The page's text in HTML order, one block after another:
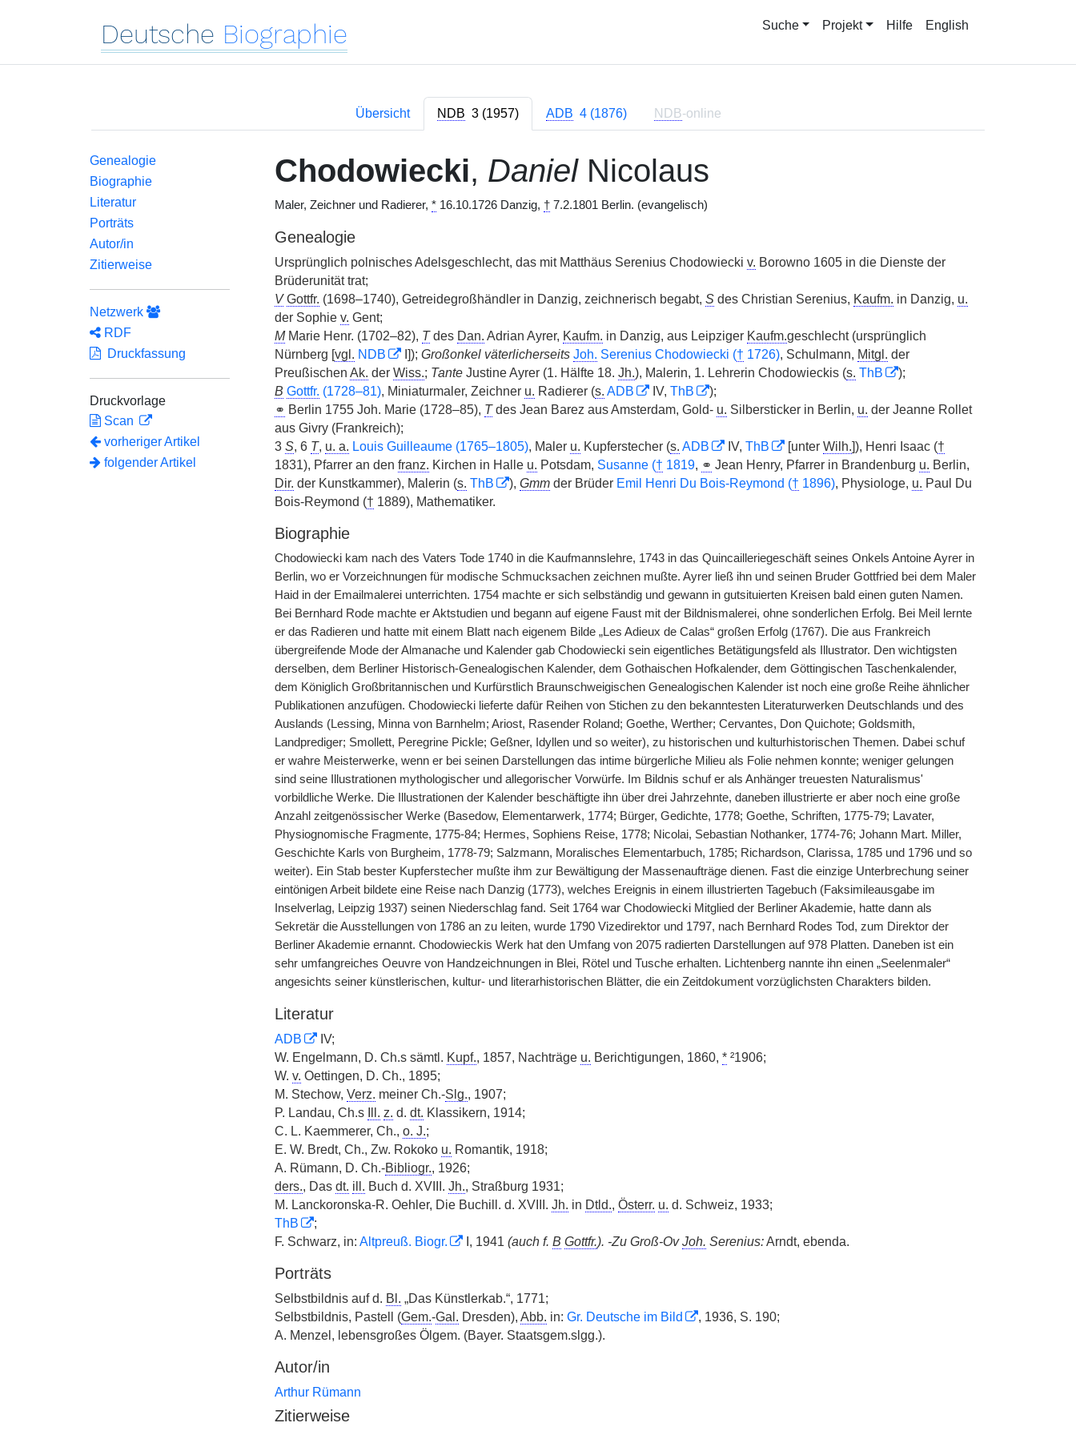
Deutsche Biographie Suche Projekt Hilfe English
Übersicht NDB 3 (1957) ADB 4 (1876) NDB-online
Genealogie
Biographie
Literatur
Porträts
Autor/in
Zitierweise
Netzwerk
RDF
Druckfassung
Druckvorlage
Scan
vorheriger Artikel
folgender Artikel
Chodowiecki, DanielNicolaus
Maler, Zeichner und Radierer, *16.10.1726 Danzig, †7.2.1801 Berlin. (evangelisch)
Genealogie
Ursprünglich polnisches Adelsgeschlecht, das mit Matthäus Serenius Chodowiecki v. Borowno 1605 in die Dienste der
Brüderunität trat;
V Gottfr. (1698–1740), Getreidegroßhändler in Danzig, zeichnerisch begabt, Sdes Christian Serenius, Kaufm. in Danzig, u.
der Sophie v. Gent;
MMarie Henr. (1702–82), Tdes Dan. Adrian Ayrer, Kaufm. in Danzig, aus Leipziger Kaufm.geschlecht (ursprünglich
Nürnberg [vgl. NDB I]); Großonkel väterlicherseits Joh. Serenius Chodowiecki († 1726), Schulmann, Mitgl. der
Preußischen Ak. der Wiss.; TanteJustine Ayrer (1. Hälfte 18. Jh.), Malerin, 1. Lehrerin Chodowieckis (s. ThB
);
B Gottfr. (1728–81), Miniaturmaler, Zeichner u. Radierer (s. ADB IV, ThB
);
⚭ Berlin 1755 Joh. Marie (1728–85), Tdes Jean Barez aus Amsterdam, Gold- u. Silbersticker in Berlin, u. der Jeanne Rollet
aus Givry (Frankreich);
3 S, 6 T, u. a. Louis Guilleaume (1765–1805), Maler u. Kupferstecher (s. ADB IV, ThB [unter Wilh.]), Henri Isaac (†
1831), Pfarrer an den franz. Kirchen in Halle u. Potsdam, Susanne († 1819, ⚭ Jean Henry, Pfarrer in Brandenburg u. Berlin,
Dir. der Kunstkammer), Malerin (s. ThB ), Gmmder Brüder Emil Henri Du Bois-Reymond († 1896), Physiologe, u. Paul Du
Bois-Reymond († 1889), Mathematiker.
Biographie
Chodowiecki kam nach des Vaters Tode 1740 in die Kaufmannslehre, 1743 in das Quincailleriegeschäft seines Onkels Antoine Ayrer in
Berlin, wo er Vorzeichnungen für modische Schmucksachen zeichnen mußte. Ayrer ließ ihn und seinen Bruder Gottfried bei dem Maler
Haid in der Emailmalerei unterrichten. 1754 machte er sich selbständig und gewann in gutsituierten Kreisen bald einen guten Namen.
Bei Bernhard Rode machte er Aktstudien und begann auf eigene Faust mit der Bildnismalerei, ohne sonderlichen Erfolg. Bei Meil lernte
er das Radieren und hatte mit einem Blatt nach eigenem Bilde „Les Adieux de Calas“ großen Erfolg (1767). Die aus Frankreich
übergreifende Mode der Almanache und Kalender gab Chodowiecki sein eigentliches Betätigungsfeld als Illustrator. Den wichtigsten
derselben, dem Berliner Historisch-Genealogischen Kalender, dem Gothaischen Hofkalender, dem Göttingischen Taschenkalender,
dem Königlich Großbritannischen und Kurfürstlich Braunschweigischen Genealogischen Kalender ist noch eine große Reihe ähnlicher
Publikationen anzufügen. Chodowiecki lieferte dafür Reihen von Stichen zu den bekanntesten Literaturwerken Deutschlands und des
Auslands (Lessing, Minna von Barnhelm; Ariost, Rasender Roland; Goethe, Werther; Cervantes, Don Quichote; Goldsmith,
Landprediger; Smollett, Peregrine Pickle; Geßner, Idyllen und so weiter), zu historischen und kulturhistorischen Themen. Dabei schuf
er wahre Meisterwerke, wenn er bei seinen Darstellungen das intime bürgerliche Milieu als Folie nehmen konnte; weniger gelungen
sind seine Illustrationen mythologischer und allegorischer Vorwürfe. Im Bildnis schuf er als Anhänger treuesten Naturalismus'
vorbildliche Werke. Die Illustrationen der Kalender beschäftigte ihn über drei Jahrzehnte, daneben illustrierte er aber noch eine große
Anzahl zeitgenössischer Werke (Basedow, Elementarwerk, 1774; Bürger, Gedichte, 1778; Goethe, Schriften, 1775-79; Lavater,
Physiognomische Fragmente, 1775-84; Hermes, Sophiens Reise, 1778; Nicolai, Sebastian Nothanker, 1774-76; Johann Mart. Miller,
Geschichte Karls von Burgheim, 1778-79; Salzmann, Moralisches Elementarbuch, 1785; Richardson, Clarissa, 1785 und 1796 und so
weiter). Ein Stab bester Kupferstecher mußte ihm zur Bewältigung der Massenaufträge dienen. Fast die einzige Unterbrechung seiner
eintönigen Arbeit bildete eine Reise nach Danzig (1773), welches Ereignis in einem illustrierten Tagebuch (Faksimileausgabe im
Inselverlag, Leipzig 1937) seinen Niederschlag fand. Seit 1764 war Chodowiecki Mitglied der Berliner Akademie, hatte dann als
Sekretär die Ausstellungen von 1786 an zu leiten, wurde 1790 Vizedirektor und 1797, nach Bernhard Rodes Tod, zum Direktor der
Berliner Akademie ernannt. Chodowieckis Werk hat den Umfang von 2075 radierten Darstellungen auf 978 Platten. Daneben ist ein
sehr umfangreiches Oeuvre von Handzeichnungen in Blei, Rötel und Tusche erhalten. Lichtenberg nannte ihn einen „Seelenmaler“
angesichts seiner künstlerischen, kultur- und literarhistorischen Blätter, die ein Zeitdokument vorzüglichsten Charakters bilden.
Literatur
ADB
IV;
W. Engelmann, D. Ch.s sämtl. Kupf., 1857, Nachträge u. Berichtigungen, 1860, *²1906;
W. v. Oettingen, D. Ch., 1895;
M. Stechow, Verz. meiner Ch.-Slg., 1907;
P. Landau, Ch.s
Ill. z. d. dt. Klassikern, 1914;
C. L. Kaemmerer, Ch., o. J.;
E. W. Bredt, Ch., Zw. Rokoko u. Romantik, 1918;
A. Rümann, D. Ch.-Bibliogr., 1926;
ders., Das dt. ill. Buch d. XVIII. Jh., Straßburg 1931;
M. Lanckoronska-R. Oehler, Die Buchill. d. XVIII. Jh. in Dtld., Österr. u. d. Schweiz, 1933;
ThB
;
F. Schwarz, in: Altpreuß. Biogr. I, 1941 (auch f. B Gottfr.). -Zu Groß-OvJoh. Serenius:Arndt, ebenda.
Porträts
Selbstbildnis auf d. Bl. „Das Künstlerkab.“, 1771;
Selbstbildnis, Pastell (Gem.-Gal. Dresden), Abb. in: Gr. Deutsche im Bild
, 1936, S. 190;
A. Menzel, lebensgroßes Ölgem. (Bayer. Staatsgem.slgg.).
Autor/in
Arthur Rümann
Zitierweise